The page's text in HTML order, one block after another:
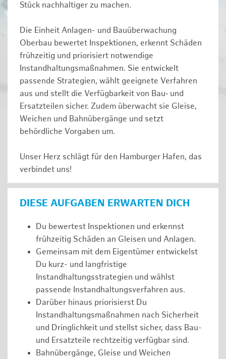
Stück nachhaltiger zu machen.
Die Einheit Anlagen- und Bauüberwachung
Oberbau bewertet Inspektionen, erkennt Schäden
frühzeitig und priorisiert notwendige
Instandhaltungsmaßnahmen. Sie entwickelt
passende Strategien, wählt geeignete Verfahren
aus und stellt die Verfügbarkeit von Bau‑ und
Ersatzteilen sicher. Zudem überwacht sie Gleise,
Weichen und Bahnübergänge und setzt
behördliche Vorgaben um.
Unser Herz schlägt für den Hamburger Hafen, das
verbindet uns!
DIESE AUFGABEN ERWARTEN DICH
Du bewertest Inspektionen und erkennst
frühzeitig Schäden an Gleisen und Anlagen.
Gemeinsam mit dem Eigentümer entwickelst
Du kurz- und langfristige
Instandhaltungsstrategien und wählst
passende Instandhaltungsverfahren aus.
Darüber hinaus priorisierst Du
Instandhaltungsmaßnahmen nach Sicherheit
und Dringlichkeit und stellst sicher, dass Bau-
und Ersatzteile rechtzeitig verfügbar sind.
Bahnübergänge, Gleise und Weichen